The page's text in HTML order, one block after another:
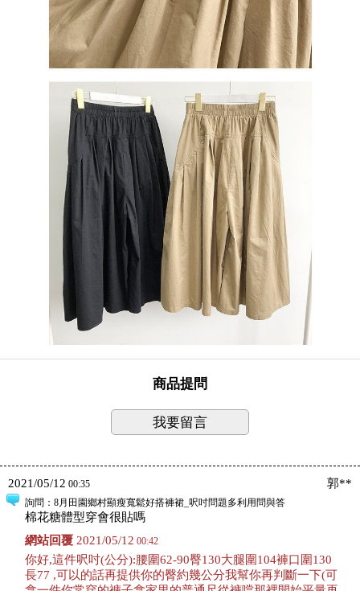
商品提問
我要留言
2021/05/12 00:35 郭**
詢問 ：8月田園鄉村顯瘦寬鬆好搭褲裙_呎吋問題多利用問與答
棉花糖體型穿會很貼嗎
網站回覆2021/05/12 00:42
你好,這件呎吋(公分):腰圍62-90臀130大腿圍104褲口圍130
長77 ,可以的話再提供你的臀約幾公分我幫你再判斷一下(可